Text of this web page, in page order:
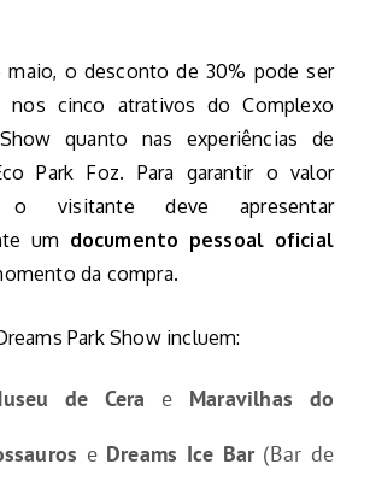
maio, o desconto de 30% pode ser
nos cinco atrativos do Complexo
quanto nas experiências de
Park Foz. Para garantir o valor
o visitante deve apresentar
um documento pessoal oficial
da compra.
Park Show incluem:
de Cera e Maravilhas do
e Dreams Ice Bar(Bar de